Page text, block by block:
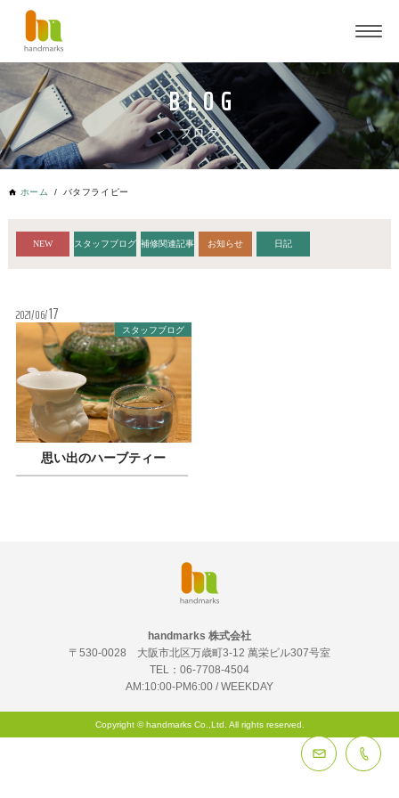
ブログ
ホーム バタフライピー
NEW スタッフブログ 補修関連記事 お知らせ 日記
思い出のハーブティー
2021 06 17
スタッフブログ
handmarks 株式会社
〒530-0028 大阪市北区万歳町3-12 萬栄ビル307号室
TEL： 06-7708-4504
AM:10:00-PM6:00 / WEEKDAY
Copyright © handmarks Co.,Ltd. All rights reserved.